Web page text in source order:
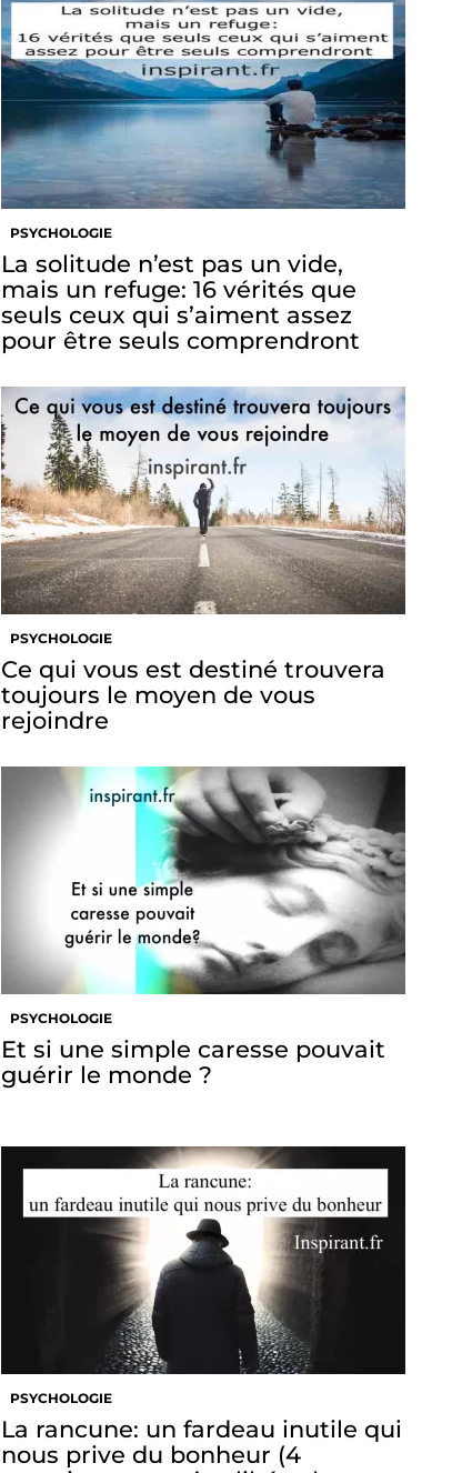
PSYCHOLOGIE
La solitude n’est pas un vide,
mais un refuge: 16 vérités que
seuls ceux qui s’aiment assez
pour être seuls comprendront
PSYCHOLOGIE
Ce qui vous est destiné trouvera
toujours le moyen de vous
rejoindre
PSYCHOLOGIE
Et si une simple caresse pouvait
guérir le monde ?
PSYCHOLOGIE
La rancune: un fardeau inutile qui
nous prive du bonheur (4